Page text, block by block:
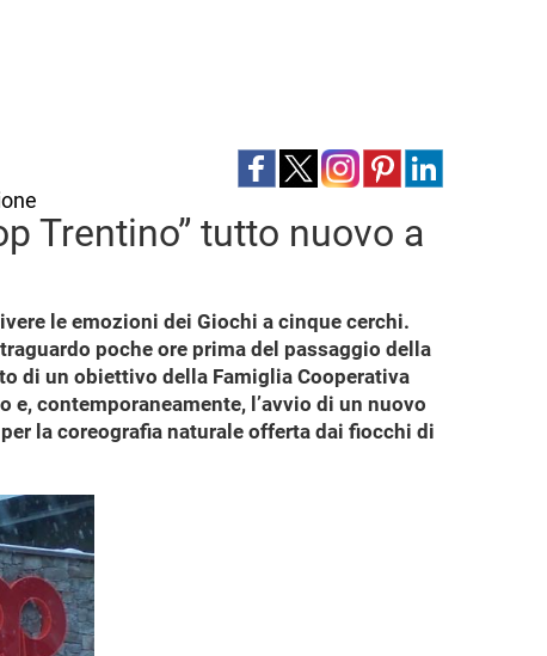
Trentino” tutto nuovo a
le emozioni dei Giochi a cinque cerchi.
poche ore prima del passaggio della
di un obiettivo della Famiglia Cooperativa
contemporaneamente, l’avvio di un nuovo
la coreografia naturale offerta dai fiocchi di